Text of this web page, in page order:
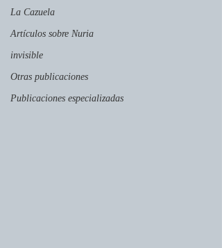
La Cazuela
Artículos sobre Nuria
invisible
Otras publicaciones
Publicaciones especializadas